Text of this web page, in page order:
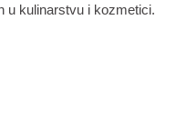
u kulinarstvu i kozmetici.